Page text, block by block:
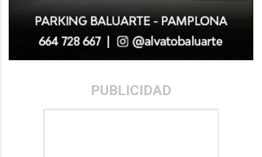
PUBLICIDAD